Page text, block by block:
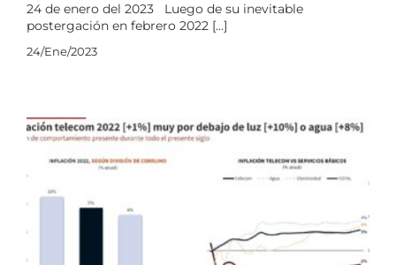
24 de enero del 2023 Luego de su inevitable
postergación en febrero 2022 [...]
24/Ene/2023